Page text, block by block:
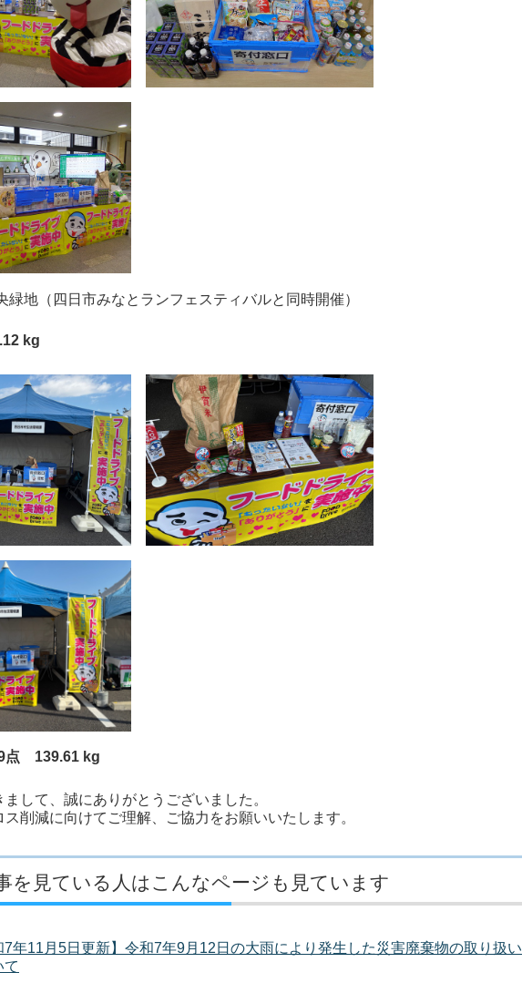
緑地（四日市みなとランフェスティバルと同時開催）
kg
139.61 kg
して、誠にありがとうございました。
削減に向けてご理解、ご協力をお願いいたします。
を見ている人はこんなページも見ています
7年11月5日更新】令和7年9月12日の大雨により発生した災害廃棄物の取り扱い
て